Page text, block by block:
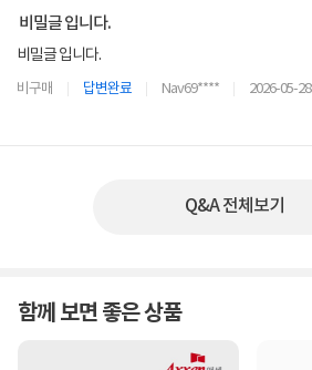
비밀글 입니다.
비밀글 입니다.
비구매 답변완료 Nav69**** 2026-05-28
Q&A 전체보기
함께 보면 좋은 상품